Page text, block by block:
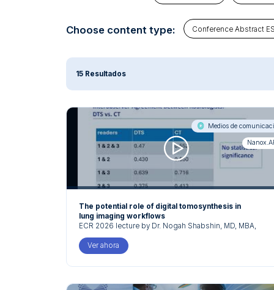
Choose content type: Conference Abstract ES
15 Resultados
Medios de
The potential role of digital tomosynthesis in
lung imaging workflows
ECR 2026 lecture by Dr. Nogah Shabshin, MD, MBA,
BSc, Musculoskeletal Radiologist and Medical Director,
ARC Division
Ver ahora